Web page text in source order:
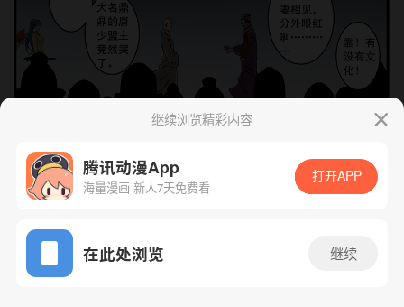
App免费看
继续浏览精彩内容
腾讯动漫App
海量漫画 新人7天免费看
打开APP
在此处浏览 继续